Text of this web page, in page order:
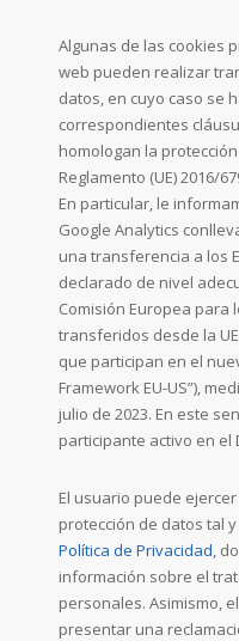
Algunas de las cookies
web pueden realizar
datos, en cuyo caso se
correspondientes
homologan la
Reglamento (UE) 2016/
En particular, le
Google Analytics
una transferencia a los
declarado de nivel
Comisión Europea para
transferidos desde la
que participan en el
Framework EU-US”),
julio de 2023. En este
participante activo en el
El usuario puede
protección de datos tal
Política de Privacidad,
información sobre el
personales. Asimismo,
presentar una